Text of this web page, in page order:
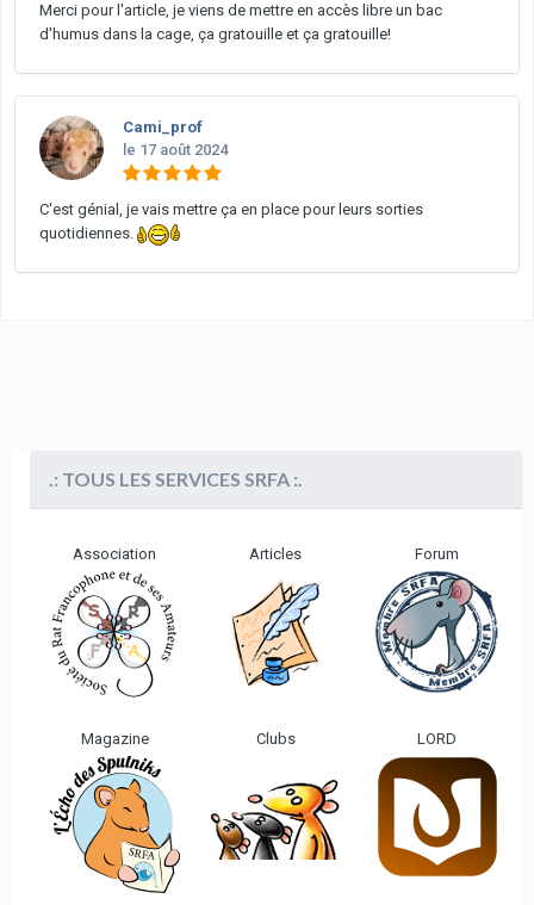
Merci pour l'article, je viens de mettre en accès libre un bac
d'humus dans la cage, ça gratouille et ça gratouille!
Cami_prof
le 17 août 2024
C'est génial, je vais mettre ça en place pour leurs sorties
quotidiennes.
.: TOUS LES SERVICES SRFA :.
Association Articles Forum
Magazine Clubs LORD